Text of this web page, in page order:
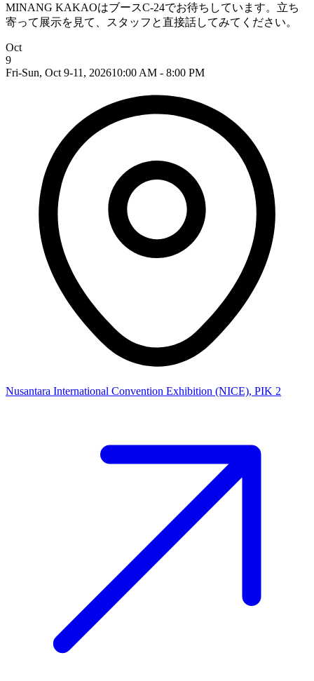
MINANG KAKAOはブースC-24でお待ちしています。立ち
寄って展示を見て、スタッフと直接話してみてください。
Oct
9
Fri-Sun, Oct 9-11, 202610:00 AM - 8:00 PM
Nusantara International Convention Exhibition (NICE), PIK 2